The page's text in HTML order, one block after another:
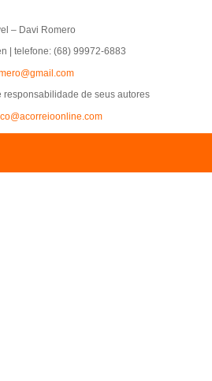
– Davi Romero
| telefone: (68) 99972-6883
de seus autores